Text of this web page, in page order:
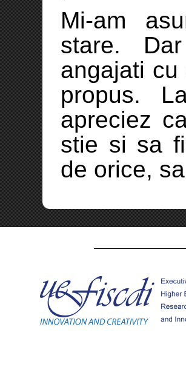
Mi-am
stare.
angajati
propus.
apreciez
stie si sa
de orice,